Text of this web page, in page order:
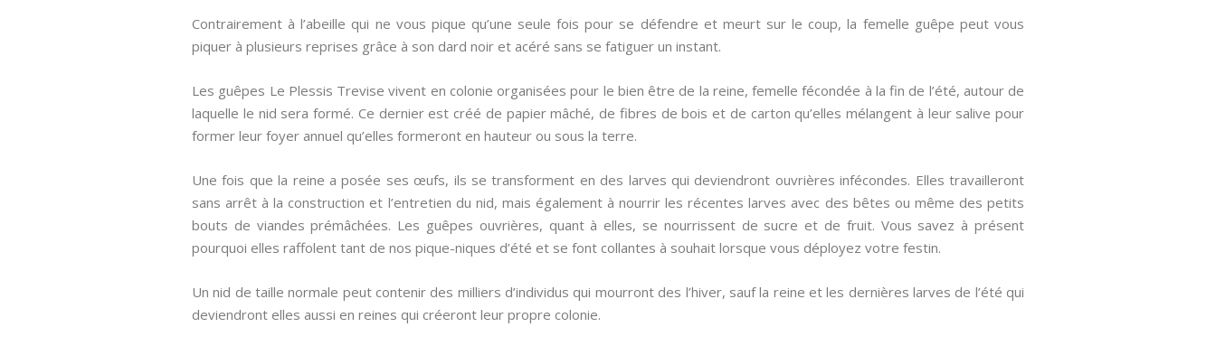
Contrairement à l’abeille qui ne vous pique qu’une seule fois pour se défendre et meurt sur le coup, la femelle guêpe peut vous
piquer à plusieurs reprises grâce à son dard noir et acéré sans se fatiguer un instant.
Les guêpes Le Plessis Trevise vivent en colonie organisées pour le bien être de la reine, femelle fécondée à la fin de l’été, autour de
laquelle le nid sera formé. Ce dernier est créé de papier mâché, de fibres de bois et de carton qu’elles mélangent à leur salive pour
former leur foyer annuel qu’elles formeront en hauteur ou sous la terre.
Une fois que la reine a posée ses œufs, ils se transforment en des larves qui deviendront ouvrières infécondes. Elles travailleront
sans arrêt à la construction et l’entretien du nid, mais également à nourrir les récentes larves avec des bêtes ou même des petits
bouts de viandes prémâchées. Les guêpes ouvrières, quant à elles, se nourrissent de sucre et de fruit. Vous savez à présent
pourquoi elles raffolent tant de nos pique-niques d’été et se font collantes à souhait lorsque vous déployez votre festin.
Un nid de taille normale peut contenir des milliers d’individus qui mourront des l’hiver, sauf la reine et les dernières larves de l’été qui
deviendront elles aussi en reines qui créeront leur propre colonie.